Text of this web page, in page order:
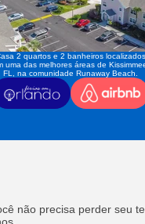
2 quartos e 2 banheiros localizados
uma das melhores áreas de
FL, na comunidade Runaway Beach.
não precisa perder seu